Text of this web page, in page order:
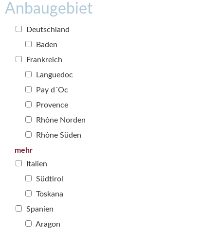
Anbaugebiet
Deutschland
Baden
Frankreich
Languedoc
Pay d´Oc
Provence
Rhône Norden
Rhône Süden
mehr
Italien
Südtirol
Toskana
Spanien
Aragon